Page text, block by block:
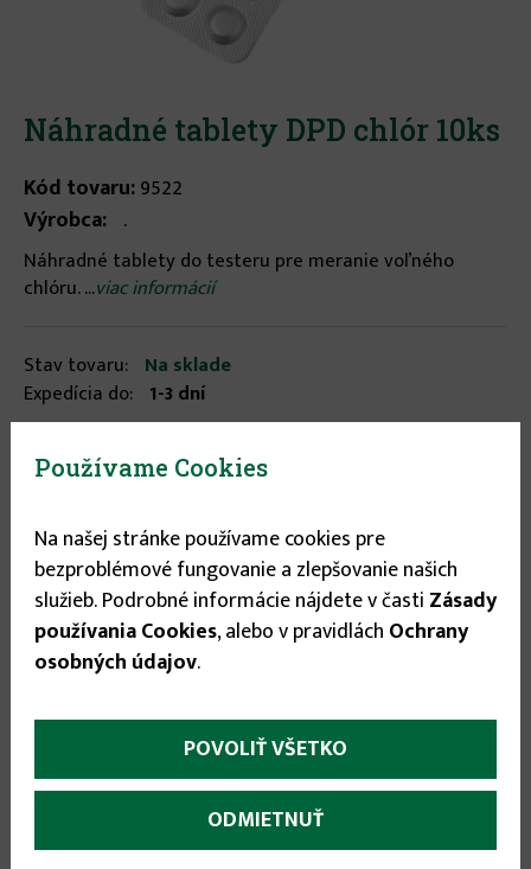
Náhradné tablety DPD chlór 10ks
Kód tovaru:9522
Výrobca: .
Náhradné tablety do testeru pre meranie voľného
chlóru. ...viac informácií
Stav tovaru: Na sklade
Expedícia do: 1-3 dní
1.95 €


Popis(aktívna
Náhradné tablety do testeru pre meranie
Používame Cookies
Na našej stránke používame cookies pre
bezproblémové fungovanie a zlepšovanie našich
služieb. Podrobné informácie nájdete v časti Zásady
používania Cookies, alebo v pravidlách Ochrany
osobných údajov.
POVOLIŤ VŠETKO
ODMIETNUŤ